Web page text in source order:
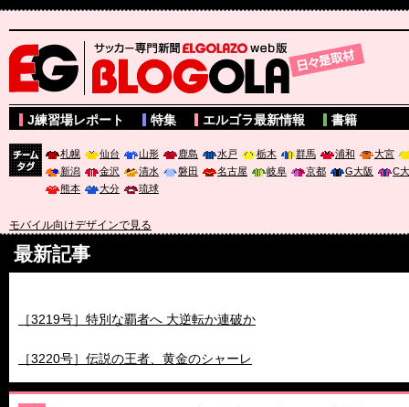
サッカー専門新聞ELGOLAZO web版 BLOGOLA
J練習場レポート 特集 エルゴラ最新情報 書籍
札幌 仙台 山形 鹿島 水戸 栃木 群馬 浦和
大宮
新潟
金沢 清水 磐田 名古屋 岐阜 京都 G大阪
C
熊本
大分 琉球
モバイル向けデザインで見る
最新記事